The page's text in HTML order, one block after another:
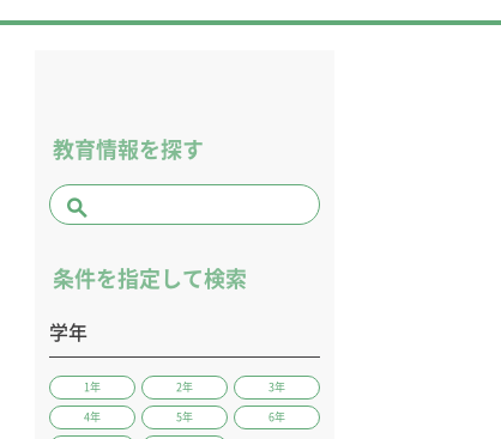
教育情報を探す
条件を指定して検索
学年
1年 2年 3年
4年 5年 6年